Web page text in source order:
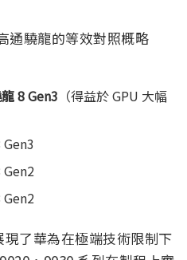
通驍龍的等效對照概略
8 Gen3 （得益於 GPU 大幅
Gen3
Gen2
Gen2
了華為在極端技術限制下